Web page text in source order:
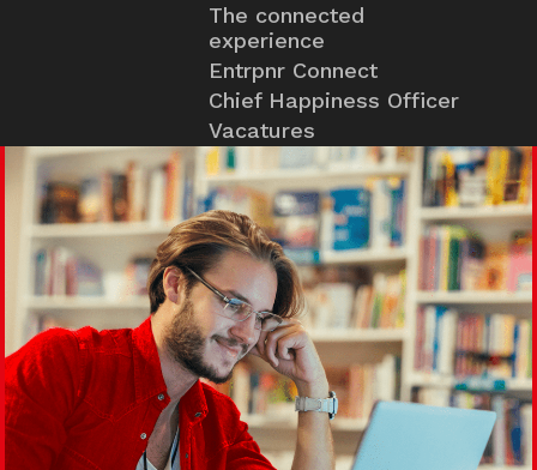
The connected
experience
Entrpnr Connect
Chief Happiness Officer
Vacatures